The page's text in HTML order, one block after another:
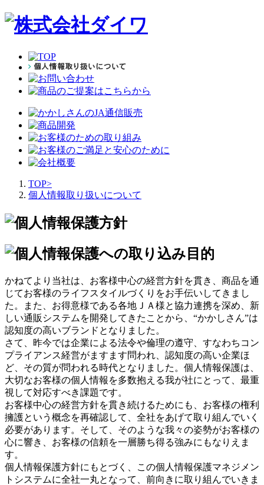
TOP>
個人情報取り扱いについて
かねてより当社は、お客様中心の経営方針を貫き、商品を通
じてお客様のライフスタイルづくりをお手伝いしてきまし
た。また、お得意様である各地ＪＡ様と協力連携を深め、新
しい通販システムを開発してきたことから、“かかしさん”は
認知度の高いブランドとなりました。
さて、昨今では企業による法令や倫理の遵守、すなわちコン
プライアンス経営がますます問われ、認知度の高い企業ほ
ど、その質が問われる時代となりました。個人情報保護は、
大切なお客様の個人情報を多数抱える我が社にとって、最重
視して対応すべき課題です。
お客様中心の経営方針を貫き続けるためにも、お客様の権利
擁護という概念を再確認して、全社をあげて取り組んでいく
必要があります。そして、そのような我々の姿勢がお客様の
心に響き、お客様の信頼を一層勝ち得る強みにもなりえま
す。
個人情報保護方針にもとづく、この個人情報保護マネジメン
トシステムに全社一丸となって、前向きに取り組んでいきま